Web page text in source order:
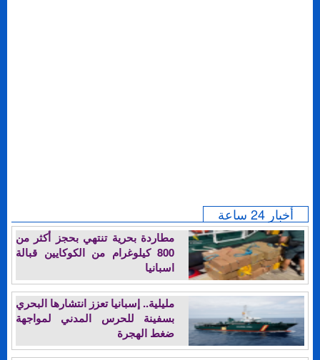
أخبار 24 ساعة
مطاردة بحرية تنتهي بحجز أكثر من
800 كيلوغرام من الكوكايين قبالة
اسبانيا
مليلية.. إسبانيا تعزز انتشارها البحري
بسفينة للحرس المدني لمواجهة
ضغط الهجرة